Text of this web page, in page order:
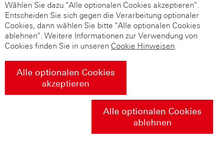
Wählen Sie dazu "Alle optionalen Cookies akzeptieren".
Entscheiden Sie sich gegen die Verarbeitung optionaler
Cookies, dann wählen Sie bitte "Alle optionalen Cookies
ablehnen". Weitere Informationen zur Verwendung von
Cookies finden Sie in unseren Cookie Hinweisen.
Alle optionalen Cookies
akzeptieren
Alle optionalen Cookies
ablehnen